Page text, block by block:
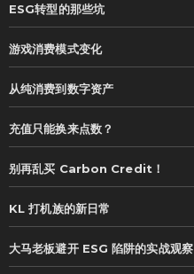
ESG转型的那些坑
游戏消费模式变化
从纯消费到数字资产
充值只能换来点数？
别再乱买 Carbon Credit！
KL 打机族的新日常
大马老板避开 ESG 陷阱的实战观察